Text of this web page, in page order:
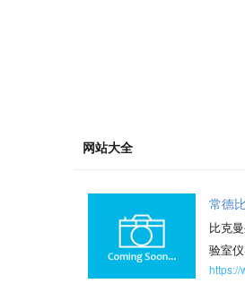
网站大全
常德
比克
验室
等业
https://